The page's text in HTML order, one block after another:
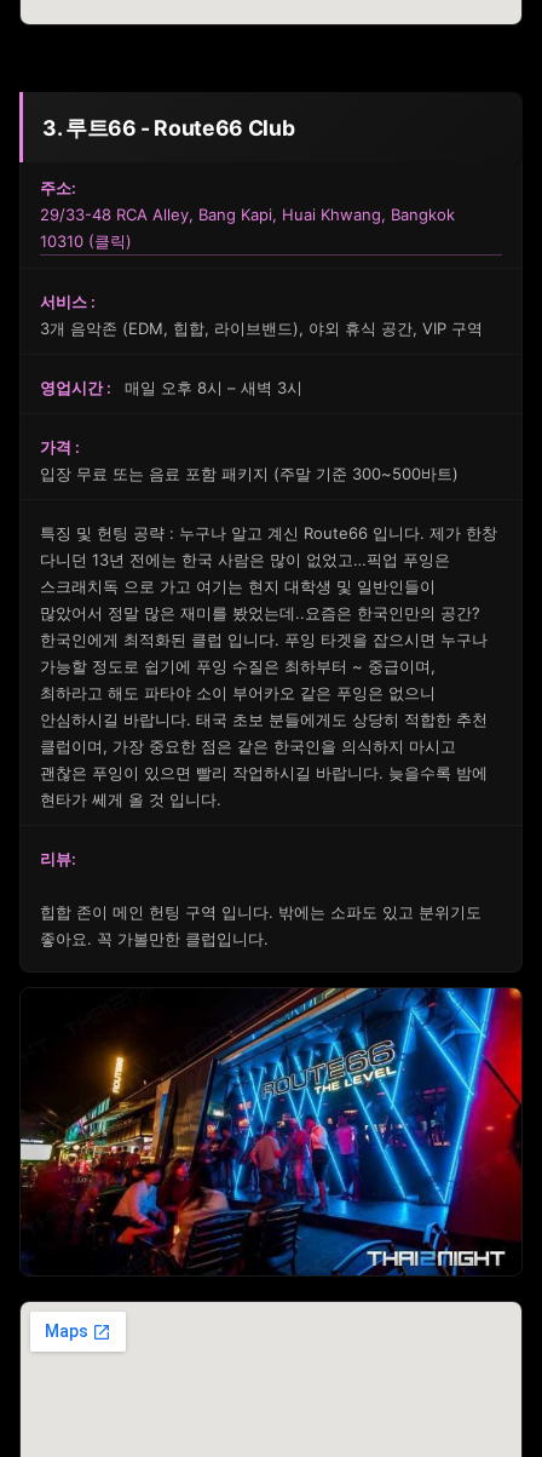
3. 루트66 - Route66 Club
주소:
29/33-48 RCA Alley, Bang Kapi, Huai Khwang, Bangkok
10310 (클릭)
서비스 :
3개 음악존 (EDM, 힙합, 라이브밴드), 야외 휴식 공간, VIP 구역
영업시간 : 매일 오후 8시 – 새벽 3시
가격 :
입장 무료 또는 음료 포함 패키지 (주말 기준 300~500바트)
특징 및 헌팅 공략 : 누구나 알고 계신 Route66 입니다. 제가 한창
다니던 13년 전에는 한국 사람은 많이 없었고…픽업 푸잉은
스크래치독 으로 가고 여기는 현지 대학생 및 일반인들이
많았어서 정말 많은 재미를 봤었는데..요즘은 한국인만의 공간?
한국인에게 최적화된 클럽 입니다. 푸잉 타겟을 잡으시면 누구나
가능할 정도로 쉽기에 푸잉 수질은 최하부터 ~ 중급이며,
최하라고 해도 파타야 소이 부어카오 같은 푸잉은 없으니
안심하시길 바랍니다. 태국 초보 분들에게도 상당히 적합한 추천
클럽이며, 가장 중요한 점은 같은 한국인을 의식하지 마시고
괜찮은 푸잉이 있으면 빨리 작업하시길 바랍니다. 늦을수록 밤에
현타가 쎄게 올 것 입니다.
리뷰:
힙합 존이 메인 헌팅 구역 입니다. 밖에는 소파도 있고 분위기도
좋아요. 꼭 가볼만한 클럽입니다.